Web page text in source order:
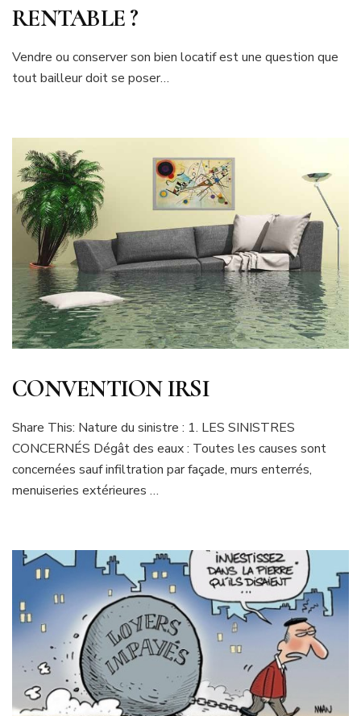
RENTABLE ?
Vendre ou conserver son bien locatif est une question que
tout bailleur doit se poser…
CONVENTION IRSI
Share This: Nature du sinistre : 1. LES SINISTRES
CONCERNÉS Dégât des eaux : Toutes les causes sont
concernées sauf infiltration par façade, murs enterrés,
menuiseries extérieures …